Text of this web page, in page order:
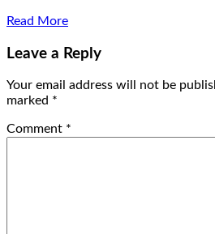
Read More
Leave a Reply
Your email address will not be
marked *
Comment *